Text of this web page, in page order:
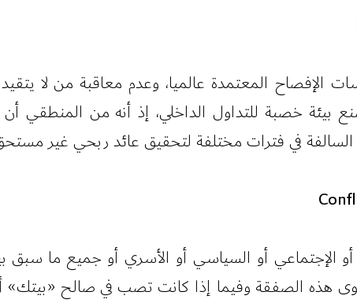
الإفصاح المعتمدة عالميا، وعدم معاقبة من لا
صنع بيئة خصبة للتداول الداخلي، إذ أنه من
في فترات مختلفة لتحقيق عائد ربحي غير
أو الإجتماعي أو السياسي أو الأسري أو جميع ما سبق
هذه الصفقة وفيما إذا كانت تصب في صالح «بيتك»